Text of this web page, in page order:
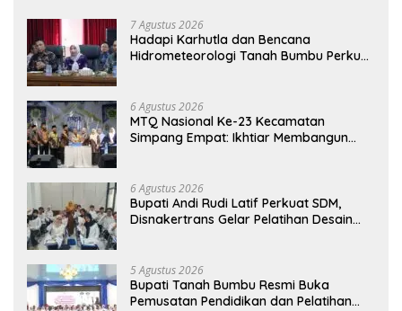
7 Agustus 2026
Hadapi Karhutla dan Bencana
Hidrometeorologi Tanah Bumbu Perkuat
6 Agustus 2026
MTQ Nasional Ke-23 Kecamatan
Simpang Empat: Ikhtiar Membangun
6 Agustus 2026
Bupati Andi Rudi Latif Perkuat SDM,
Disnakertrans Gelar Pelatihan Desain
5 Agustus 2026
Bupati Tanah Bumbu Resmi Buka
Pemusatan Pendidikan dan Pelatihan